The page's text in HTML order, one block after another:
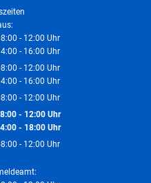
- 12:00 Uhr
Von 08:00 bis 12:00 Uhr
- 16:00 Uhr
Von 14:00 bis 16:00 Uhr
- 12:00 Uhr
Von 08:00 bis 12:00 Uhr
- 16:00 Uhr
Von 14:00 bis 16:00 Uhr
- 12:00 Uhr
Von 08:00 bis 12:00 Uhr
- 12:00Uhr
Von 08:00 bis 12:00 Uhr
- 18:00Uhr
Von 14:00 bis 18:00 Uhr
- 12:00 Uhr